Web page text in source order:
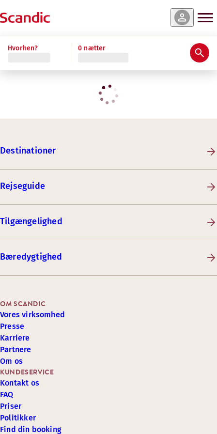
Hvorhen? 0 nætter
Destinationer
Rejseguide
Tilgængelighed
Bæredygtighed
KUNDESERVICE
Kontakt os
FAQ
Priser
Politikker
Find din booking
OM SCANDIC
Vores virksomhed
Presse
Karriere
Partnere
Om os